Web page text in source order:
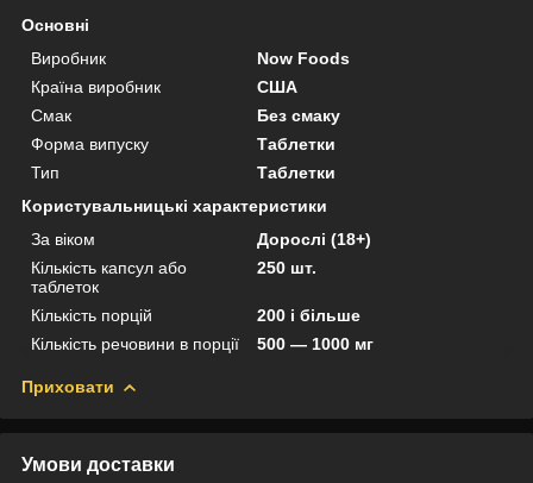
Основні
Виробник
Now Foods
Країна виробник
США
Смак
Без смаку
Форма випуску
Таблетки
Тип
Таблетки
Користувальницькі характеристики
За віком
Дорослі (18+)
Кількість капсул або
таблеток
250 шт.
Кількість порцій
200 і більше
Кількість речовини в порції
500 — 1000 мг
Приховати
Умови доставки